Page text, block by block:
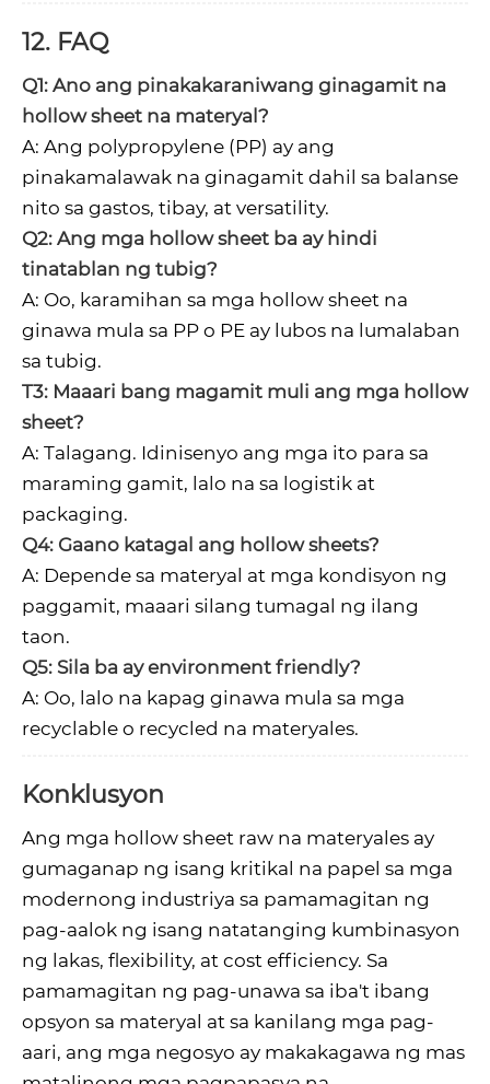
12. FAQ
Q1: Ano ang pinakakaraniwang ginagamit na
hollow sheet na materyal?
A: Ang polypropylene (PP) ay ang
pinakamalawak na ginagamit dahil sa balanse
nito sa gastos, tibay, at versatility.
Q2: Ang mga hollow sheet ba ay hindi
tinatablan ng tubig?
A: Oo, karamihan sa mga hollow sheet na
ginawa mula sa PP o PE ay lubos na lumalaban
sa tubig.
T3: Maaari bang magamit muli ang mga hollow
sheet?
A: Talagang. Idinisenyo ang mga ito para sa
maraming gamit, lalo na sa logistik at
packaging.
Q4: Gaano katagal ang hollow sheets?
A: Depende sa materyal at mga kondisyon ng
paggamit, maaari silang tumagal ng ilang
taon.
Q5: Sila ba ay environment friendly?
A: Oo, lalo na kapag ginawa mula sa mga
recyclable o recycled na materyales.
Konklusyon
Ang mga hollow sheet raw na materyales ay
gumaganap ng isang kritikal na papel sa mga
modernong industriya sa pamamagitan ng
pag-aalok ng isang natatanging kumbinasyon
ng lakas, flexibility, at cost efficiency. Sa
pamamagitan ng pag-unawa sa iba't ibang
opsyon sa materyal at sa kanilang mga pag-
aari, ang mga negosyo ay makakagawa ng mas